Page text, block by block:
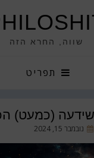
שווה, החרא הזה
תפריט
(כמעט)
פורסםנובמבר 15, 2024